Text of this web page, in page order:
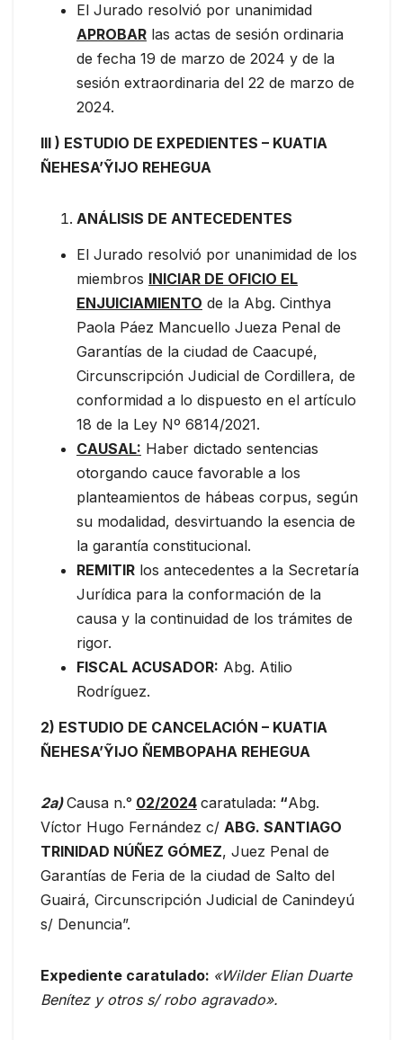
El Jurado resolvió por unanimidad
APROBAR las actas de sesión ordinaria
de fecha 19 de marzo de 2024 y de la
sesión extraordinaria del 22 de marzo de
2024.
III ) ESTUDIO DE EXPEDIENTES – KUATIA
ÑEHESA’ỸIJO REHEGUA
ANÁLISIS DE ANTECEDENTES
El Jurado resolvió por unanimidad de los
miembros INICIAR DE OFICIO EL
ENJUICIAMIENTO de la Abg. Cinthya
Paola Páez Mancuello Jueza Penal de
Garantías de la ciudad de Caacupé,
Circunscripción Judicial de Cordillera, de
conformidad a lo dispuesto en el artículo
18 de la Ley Nº 6814/2021.
CAUSAL: Haber dictado sentencias
otorgando cauce favorable a los
planteamientos de hábeas corpus, según
su modalidad, desvirtuando la esencia de
la garantía constitucional.
REMITIR los antecedentes a la Secretaría
Jurídica para la conformación de la
causa y la continuidad de los trámites de
rigor.
FISCAL ACUSADOR: Abg. Atilio
Rodríguez.
2) ESTUDIO DE CANCELACIÓN – KUATIA
ÑEHESA’ỸIJO ÑEMBOPAHA REHEGUA
2a)Causa n.° 02/2024 caratulada: “Abg.
Víctor Hugo Fernández c/ ABG. SANTIAGO
TRINIDAD NÚÑEZ GÓMEZ, Juez Penal de
Garantías de Feria de la ciudad de Salto del
Guairá, Circunscripción Judicial de Canindeyú
s/ Denuncia”.
Expediente caratulado: «Wilder Elian Duarte
Benítez y otros s/ robo agravado».